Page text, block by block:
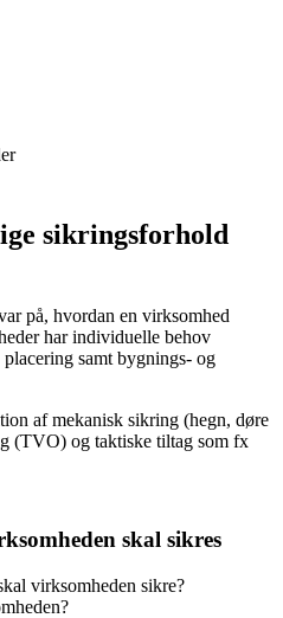
sikringsforhold
på, hvordan en virksomhed
har individuelle behov
samt bygnings- og
af mekanisk sikring (hegn, døre
(TVO) og taktiske tiltag som fx
skal sikres
virksomheden sikre?